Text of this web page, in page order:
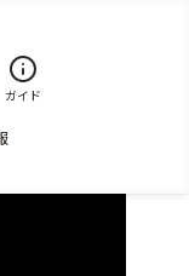
ガイド